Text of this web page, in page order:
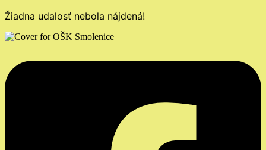
Žiadna udalosť nebola nájdená!